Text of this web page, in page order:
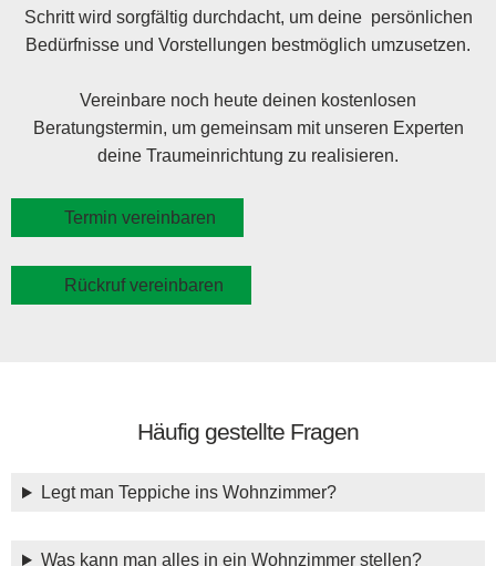
Schritt wird sorgfältig durchdacht, um deine persönlichen
Bedürfnisse und Vorstellungen bestmöglich umzusetzen.
Vereinbare noch heute deinen kostenlosen
Beratungstermin, um gemeinsam mit unseren Experten
deine Traumeinrichtung zu realisieren.
Termin vereinbaren
Rückruf vereinbaren
Häufig gestellte Fragen
Legt man Teppiche ins Wohnzimmer?
Was kann man alles in ein Wohnzimmer stellen?